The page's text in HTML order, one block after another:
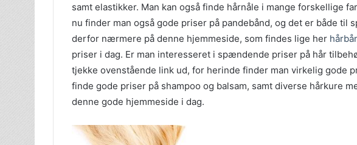
samt elastikker. Man kan også finde hårnåle i mange forskellige
nu finder man også gode priser på pandebånd, og det er både til
derfor nærmere på denne hjemmeside, som findes lige her
priser i dag. Er man interesseret i spændende priser på hår
tjekke ovenstående link ud, for herinde finder man virkelig gode
finde gode priser på shampoo og balsam, samt diverse hårkure
denne gode hjemmeside i dag.